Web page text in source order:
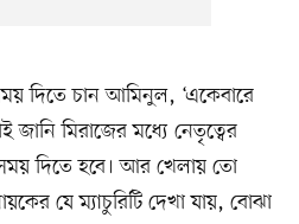
দিতে চান আমিনুল, ‘একেবারে
মিরাজের মধ্যে নেতৃত্বের
দিতে হবে। আর খেলায় তো
যে ম্যাচুরিটি দেখা যায়, বোঝা